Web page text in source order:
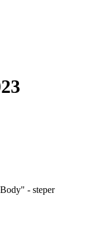
- steper